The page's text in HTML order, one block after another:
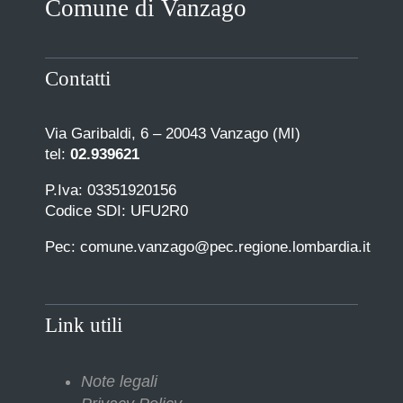
COMUNICAZIONE
Comune di Vanzago
Contatti
Via Garibaldi, 6 – 20043 Vanzago (MI)
tel: 02.939621
P.Iva: 03351920156
Codice SDI: UFU2R0
Pec: comune.vanzago@pec.regione.lombardia.it
Link utili
Note legali